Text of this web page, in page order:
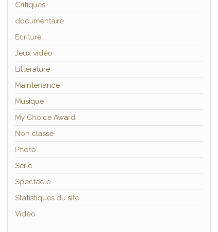
Critiques
documentaire
Ecriture
Jeux vidéo
Littérature
Maintenance
Musique
My Choice Award
Non classé
Photo
Série
Spectacle
Statistiques du site
Vidéo